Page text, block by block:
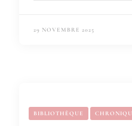
29 NOVEMBRE 2025
BIBLIOTHÈQUE